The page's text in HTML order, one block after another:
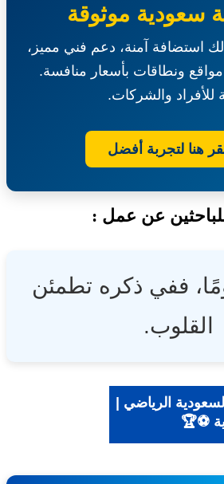
موثوقة
آمنة، دعم فني مميز،
ونطاقات بأسعار منافسة.
والشركات.
لتجربة أفضل
عن عمل :
ففي ذكره تطمئن
الرياضي |
⚽🏆